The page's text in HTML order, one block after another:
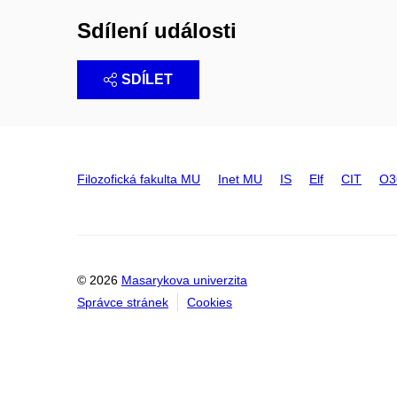
Sdílení události
SDÍLET
Filozofická fakulta MU Inet MU IS Elf CIT
© 2026 Masarykova univerzita
Správce stránek
Cookies